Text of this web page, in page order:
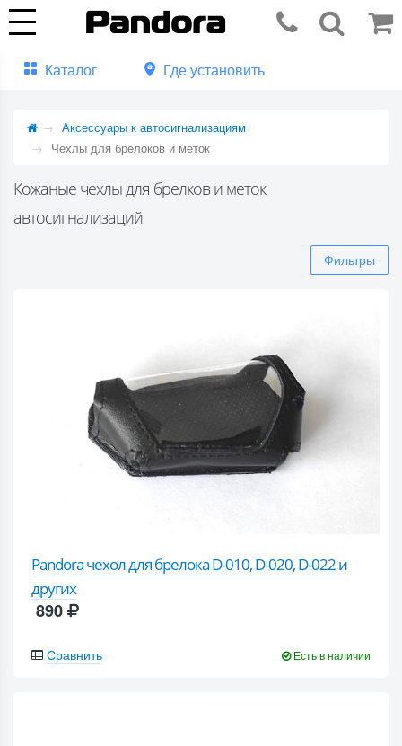
Каталог Где установить
Аксессуары к автосигнализациям
Чехлы для брелоков и меток
Кожаные чехлы для брелков и меток
автосигнализаций
Фильтры
Pandora чехол для брелока D-010, D-020, D-022 и
других
890
Сравнить Есть в наличии